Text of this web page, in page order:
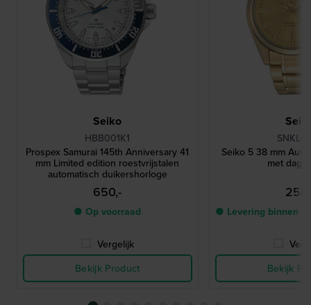
Seiko
HBB001K1
Prospex Samurai 145th Anniversary 41
mm Limited edition roestvrijstalen
automatisch duikershorloge
650,-
● Op voorraad
Vergelijk
Bekijk Product
Seiko 5 38 mm
met dag-
● Levering binnen 3
Bekijk